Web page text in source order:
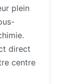
plein
direct
centre